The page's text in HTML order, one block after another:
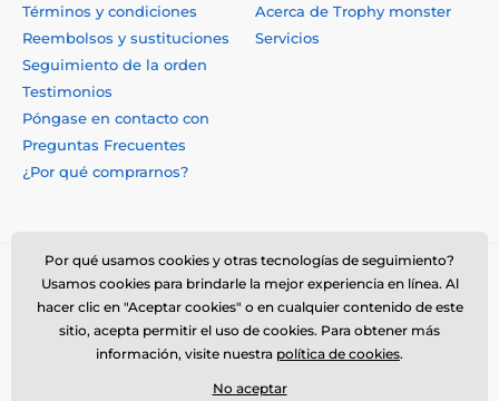
Términos y condiciones
Reembolsos y sustituciones
Seguimiento de la orden
Testimonios
Póngase en contacto con
Preguntas Frecuentes
¿Por qué comprarnos?
Acerca de Trophy monster
Servicios
Por qué usamos cookies y otras tecnologías de seguimiento?
Usamos cookies para brindarle la mejor experiencia en línea. Al
hacer clic en "Aceptar cookies" o en cualquier contenido de este
sitio, acepta permitir el uso de cookies. Para obtener más
información, visite nuestra política de cookies.
No aceptar